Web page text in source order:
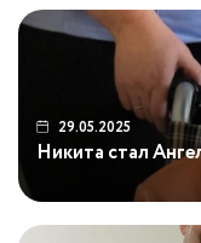
29.05.2025
Никита стал